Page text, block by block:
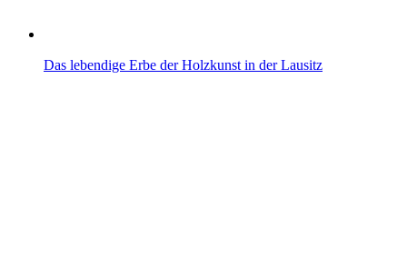
Das lebendige Erbe der Holzkunst in der Lausitz